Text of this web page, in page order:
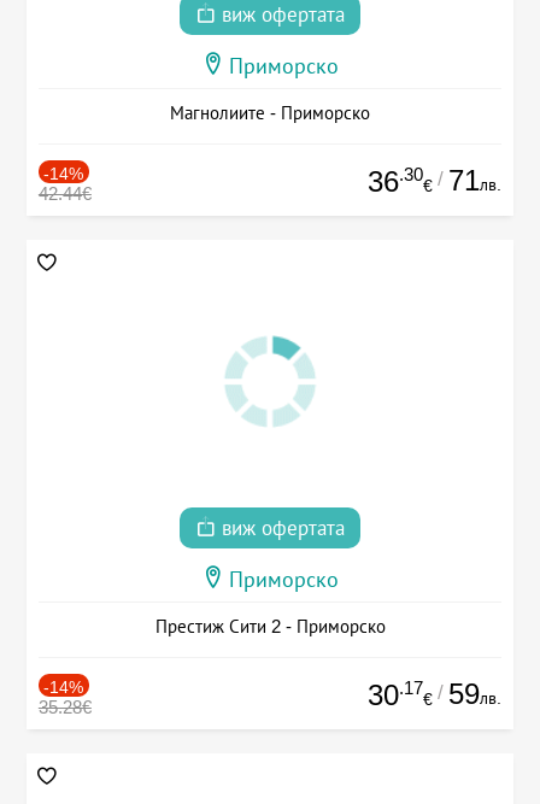
виж офертата
Приморско
Магнолиите - Приморско
-14%
42.44€ 36.30
€ / 71лв.
виж офертата
Приморско
Престиж Сити 2 - Приморско
-14%
35.28€ 30.17
€ / 59лв.